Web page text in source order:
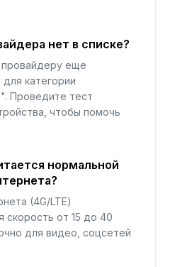
нет в списке?
еще
категории
Проведите тест
чтобы помочь
нормальной
(4G/LTE)
скорость от 15 до 40
для видео, соцсетей